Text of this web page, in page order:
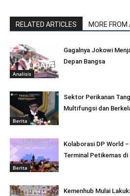
RELATED ARTICLES MORE FROM
Analisis
Gagalnya Jokowi
Depan Bangsa
Berita
Sektor Perikanan
Multifungsi dan
Berita
Kolaborasi DP World
Terminal Petikemas
Kemenhub Mulai